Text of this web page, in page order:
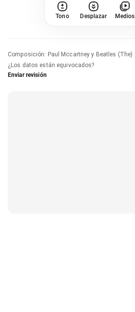
Tono Desplazar Medios
Composición: Paul Mccartney y Beatles (The)
¿Los datos están equivocados?
Enviar revisión